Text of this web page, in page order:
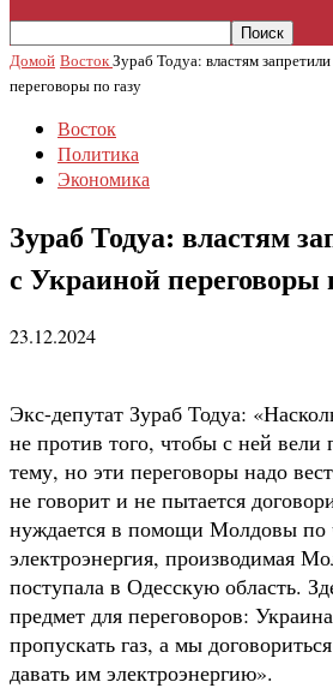
Домой ВостокЗураб Тодуа: властям
переговоры по газу
Восток
Политика
Экономика
Зураб Тодуа: властям
с Украиной переговоры
23.12.2024
Экс-депутат Зураб Тодуа:
не против того, чтобы с ней вели
тему, но эти переговоры надо
не говорит и не пытается
нуждается в помощи Молдовы по
электроэнергия, производимая
поступала в Одесскую область.
предмет для переговоров:
пропускать газ, а мы
давать им электроэнергию».